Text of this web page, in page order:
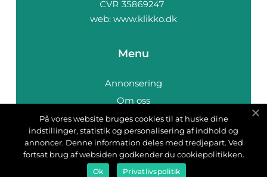
web: www.klikko.dk
Menu
Annonsering
Om oss
Cookies
Kontakta oss
Sitemap
På vores website bruges cookies til at huske dine
indstillinger, statistik og personalisering af indhold og
annoncer. Denne information deles med tredjepart. Ved
fortsat brug af websiden godkender du cookiepolitikken.
Ok Privatlivspolitik